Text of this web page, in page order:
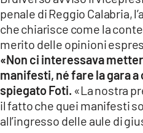
penale di Reggio Calabria,
che chiarisce come la
merito delle opinioni
«Non ci interessava
manifesti, né fare la gara a
spiegato Foti. «La nostra
il fatto che quei manifesti
all’ingresso delle aule di